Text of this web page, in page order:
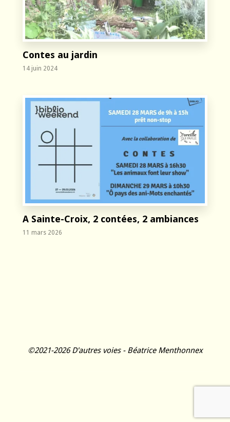
Contes au jardin
14 juin 2024
A Sainte-Croix, 2 contées, 2 ambiances
11 mars 2026
©2021-2026 D'autres voies - Béatrice Menthonnex